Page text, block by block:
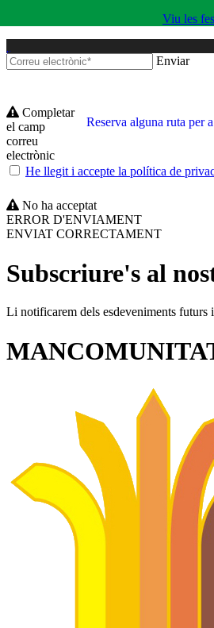
Viu les
Reserva alguna ruta per
Enviar
Completar
el camp
correu
electrònic
He llegit i accepte la política de
No ha acceptat
ERROR D'ENVIAMENT
ENVIAT CORRECTAMENT
Subscriure's al
Li notificarem dels esdeveniments futurs